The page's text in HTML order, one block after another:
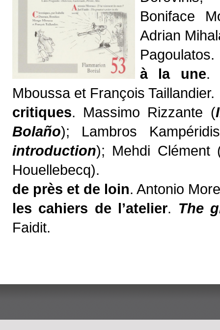
Boniface
Adrian
Pagoulatos.
à la une.
Mboussa et François Taillandier.
critiques. Massimo Rizzante (
Bolaño); Lambros
introduction); Mehdi Clément
Houellebecq).
de près et de loin. Antonio
les cahiers de l’atelier. The
Faidit.